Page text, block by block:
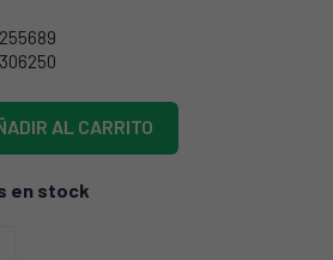
AL CARRITO
en stock